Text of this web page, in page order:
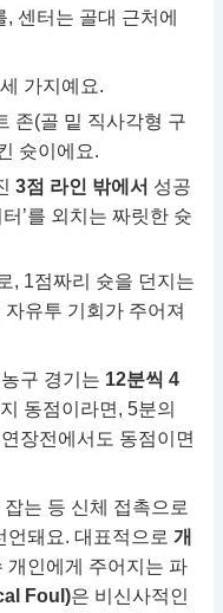
센터는 골대 근처에
가지예요.
존(골 밑 직사각형 구
슛이에요.
3점 라인 밖에서 성공
’를 외치는 짜릿한 슛
, 1점짜리 슛을 던지는
유투 기회가 주어져
구 경기는 12분씩 4
동점이라면, 5분의
장전에서도 동점이면
는 등 신체 접촉으로
언돼요. 대표적으로개
개인에게 주어지는 파
Foul)은 비신사적인